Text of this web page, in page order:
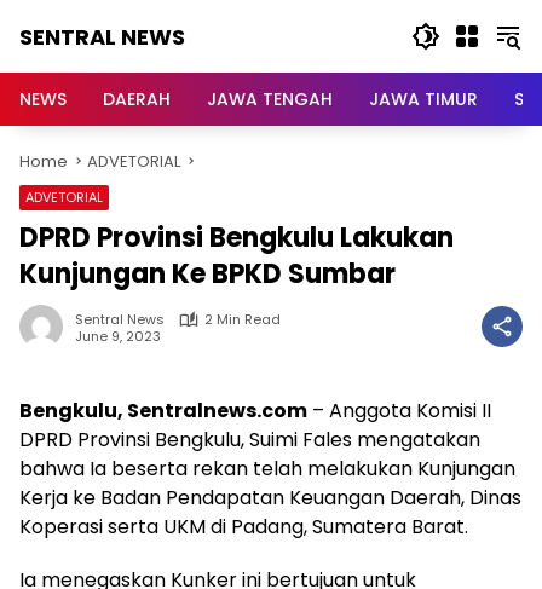
SENTRAL NEWS
NEWS
NEWS DAERAH JAWA TENGAH JAWA TIMUR
Home ADVETORIAL
ADVETORIAL
DPRD Provinsi Bengkulu Lakukan
Kunjungan Ke BPKD Sumbar
Sentral News
2 Min Read
June 9, 2023
Bengkulu, Sentralnews.com – Anggota Komisi II
DPRD Provinsi Bengkulu, Suimi Fales mengatakan
bahwa Ia beserta rekan telah melakukan Kunjungan
Kerja ke Badan Pendapatan Keuangan Daerah, Dinas
Koperasi serta UKM di Padang, Sumatera Barat.
Ia menegaskan Kunker ini bertujuan untuk